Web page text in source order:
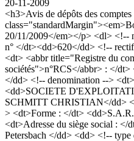
20-11-2009
<h3>Avis de dépôts des
20/11/2009</em></p> <dl> <!--
n° </dt><dd>620</dd> <!--
<dt> <abbr title="Registre du
sociétés">n°RCS</abbr> : </
</dd> <!-- denomination -->
<dd>SOCIETE
SCHMITT CHRISTIAN</dd>
> <dt>Forme : </dt>
<dt>Adresse du siège social : </
Petersbach </dd> <dd> <!-- type